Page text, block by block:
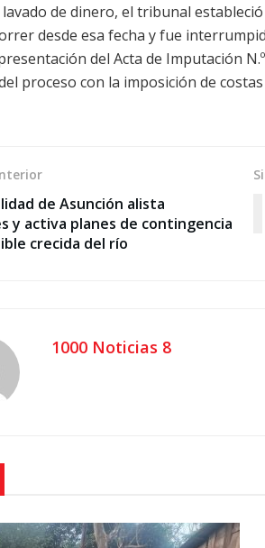
de dinero, el tribunal
desde esa fecha y fue
del Acta de Imputación
proceso con la imposición de
de Asunción alista
y activa planes de contingencia
crecida del río
1000 Noticias 8